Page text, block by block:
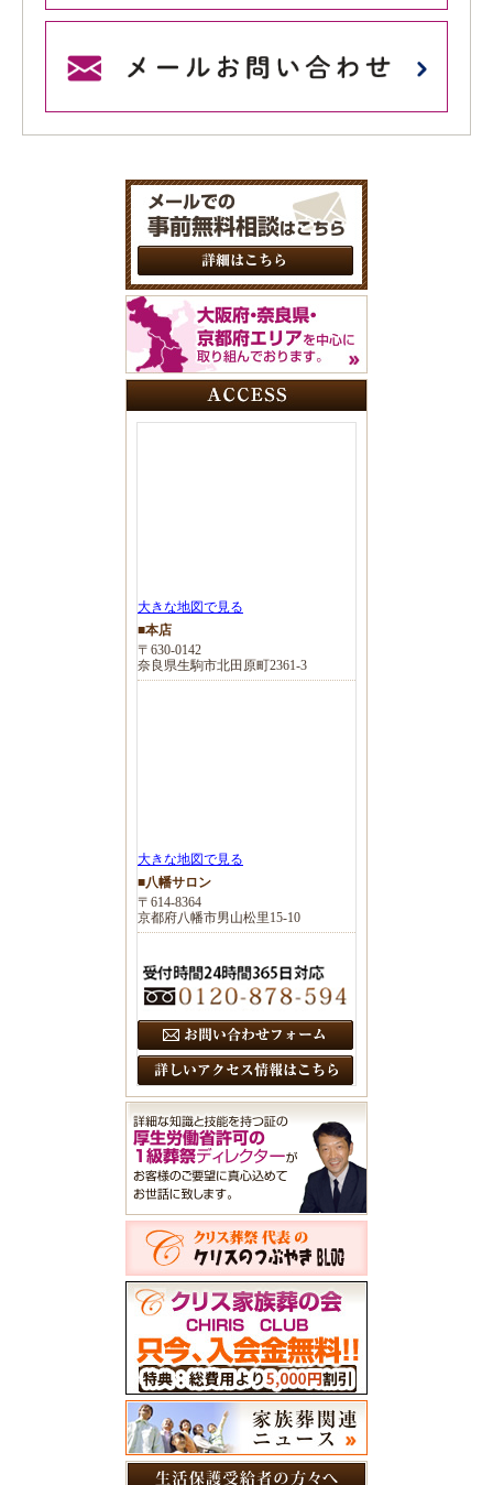
大きな地図で見る
■本店
〒630-0142
奈良県生駒市北田原町2361-3
大きな地図で見る
■八幡サロン
〒614-8364
京都府八幡市男山松里15-10